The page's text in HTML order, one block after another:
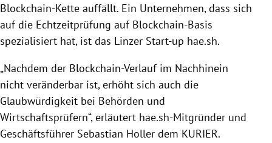
Blockchain-Kette auffällt. Ein Unternehmen, dass sich
auf die Echtzeitprüfung auf Blockchain-Basis
spezialisiert hat, ist das Linzer Start-up hae.sh.
„Nachdem der Blockchain-Verlauf im Nachhinein
nicht veränderbar ist, erhöht sich auch die
Glaubwürdigkeit bei Behörden und
Wirtschaftsprüfern“, erläutert hae.sh-Mitgründer und
Geschäftsführer Sebastian Holler dem KURIER.